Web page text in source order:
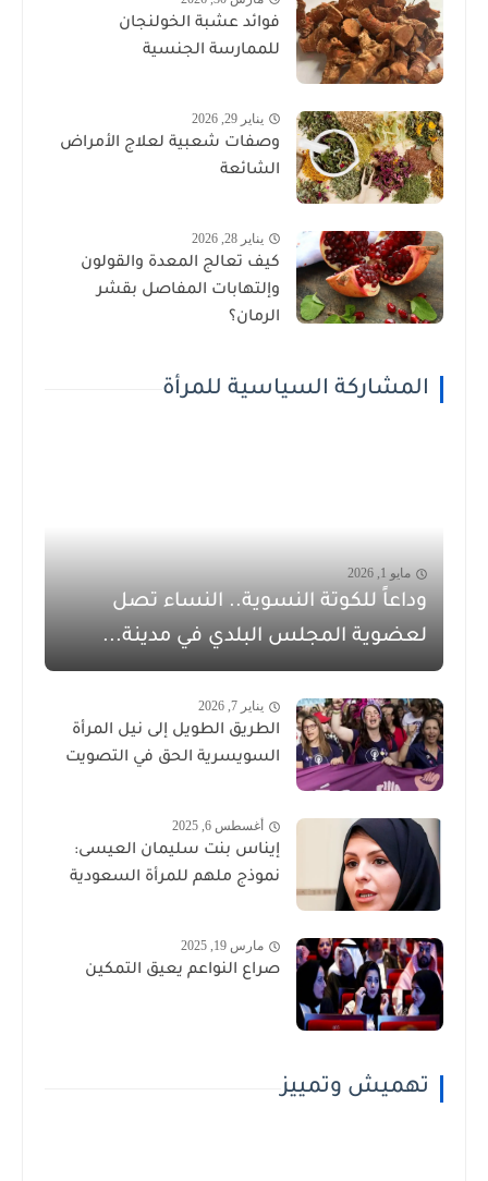
فوائد عشبة الخولنجان
للممارسة الجنسية
يناير 29, 2026
وصفات شعبية لعلاج الأمراض
الشائعة
يناير 28, 2026
كيف تعالج المعدة والقولون
وإلتهابات المفاصل بقشر
الرمان؟
المشاركة السياسية للمرأة
مايو 1, 2026
وداعاً للكوتة النسوية.. النساء تصل
لعضوية المجلس البلدي في مدينة...
يناير 7, 2026
الطريق الطويل إلى نيل المرأة
السويسرية الحق في التصويت
أغسطس 6, 2025
إيناس بنت سليمان العيسى:
نموذج ملهم للمرأة السعودية
مارس 19, 2025
صراع النواعم يعيق التمكين
تهميش وتمييز